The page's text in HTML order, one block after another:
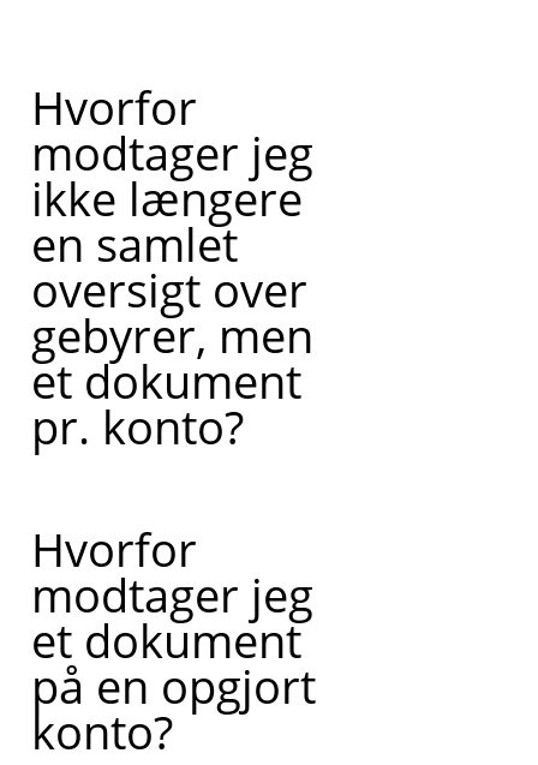
Hvorfor
modtager jeg
ikke længere
en samlet
oversigt over
gebyrer, men
et dokument
pr. konto?
Hvorfor
modtager jeg
et dokument
på en opgjort
konto?